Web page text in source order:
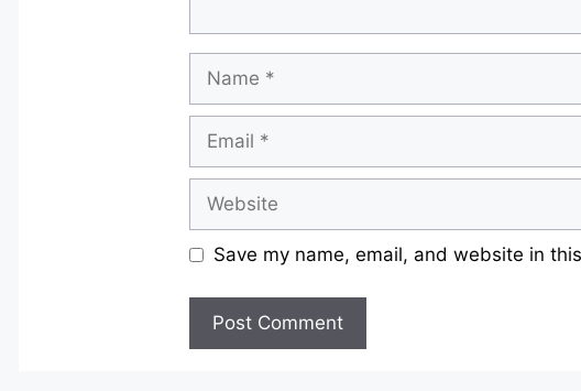
Name
Email
Website
Save my name, email, and website in